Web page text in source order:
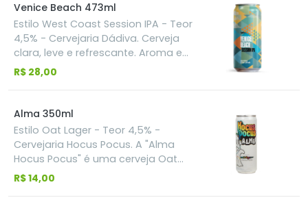
Venice Beach 473ml
Estilo West Coast Session IPA - Teor
4,5% - Cervejaria Dádiva. Cerveja
clara, leve e refrescante. Aroma e
sabor marcantes de lúpulos
do mar. Na nova receita desta já
conhecida West Coast Session IPA,
trazemos leveza e final seco
combinados a lúpulos cítricos
R$ 28,00
Alma 350ml
Estilo Oat Lager - Teor 4,5% -
Cervejaria Hocus Pocus. A "Alma
Hocus Pocus" é uma cerveja Oat
Lager da cervejaria brasileira Hocus
R$ 14,00